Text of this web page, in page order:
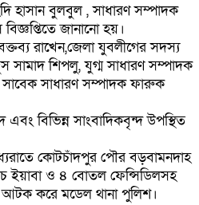
হাসান বুলবুল , সাধারণ সম্পাদক
জানানো হয়।
রাখেন,জেলা যুবলীগের সদস্য
শিপলু, যুগ্ম সাধারণ সম্পাদক
সাবেক সাধারণ সম্পাদক ফারুক
বিভিন্ন সাংবাদিকবৃন্দ উপস্থিত
কোটচাঁদপুর পৌর বড়বামনদাহ
ইয়াবা ও ৪ বোতল ফেন্সিডিলসহ
করে মডেল থানা পুলিশ।